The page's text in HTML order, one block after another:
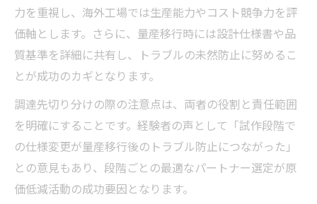
力を重視し、海外工場では生産能力やコスト競争力を評
価軸とします。さらに、量産移行時には設計仕様書や品
質基準を詳細に共有し、トラブルの未然防止に努めるこ
とが成功のカギとなります。
調達先切り分けの際の注意点は、両者の役割と責任範囲
を明確にすることです。経験者の声として「試作段階で
の仕様変更が量産移行後のトラブル防止につながった」
との意見もあり、段階ごとの最適なパートナー選定が原
価低減活動の成功要因となります。